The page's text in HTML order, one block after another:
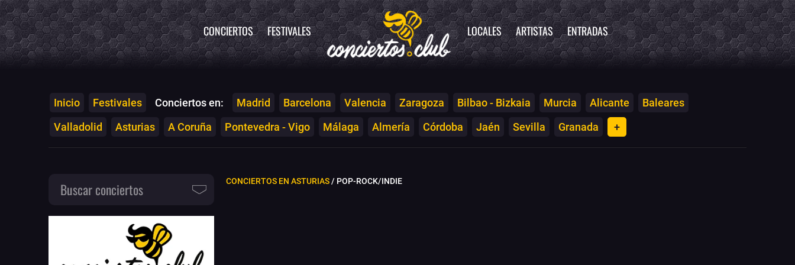
CONCIERTOS FESTIVALES LOCALES ARTISTAS ENTRADAS
Inicio Festivales Conciertos en: Madrid Barcelona Valencia Zaragoza Bilbao - Bizkaia Murcia Alicante
Baleares
Valladolid
Asturias A Coruña Pontevedra - Vigo Málaga Almería Córdoba Jaén Sevilla Granada +
CONCIERTOS EN ASTURIAS/ POP-ROCK/INDIE
Buscar conciertos